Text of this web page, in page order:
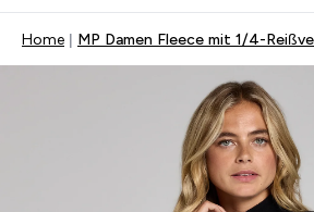
Home MP Damen Fleece mit 1/4-